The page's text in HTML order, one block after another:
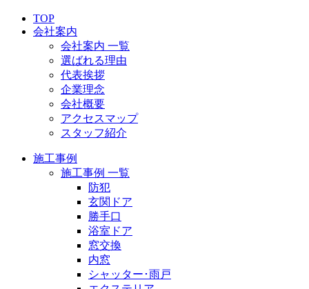
TOP
会社案内
会社案内 一覧
選ばれる理由
代表挨拶
企業理念
会社概要
アクセスマップ
スタッフ紹介
施工事例
施工事例 一覧
防犯
玄関ドア
勝手口
浴室ドア
窓交換
内窓
シャッター･雨戸